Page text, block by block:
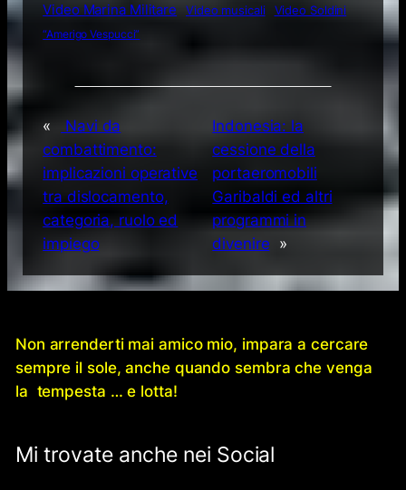
Video Marina Militare Video musicali
Video Soldini
“Amerigo Vespucci”
«
Navi da
combattimento:
implicazioni operative
tra dislocamento,
categoria, ruolo ed
impiego
Indonesia: la
cessione della
portaeromobili
Garibaldi ed altri
programmi in
divenire »
Non arrenderti mai amico mio, impara a cercare
sempre il sole, anche quando sembra che venga
la tempesta … e lotta!
Mi trovate anche nei Social